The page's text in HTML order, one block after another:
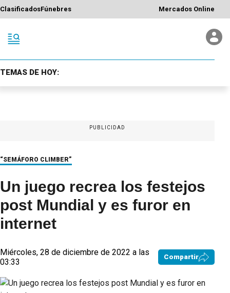
ClasificadosFúnebres Mercados Online
TEMAS DE HOY:
PUBLICIDAD
“SEMÁFORO CLIMBER”
Un juego recrea los festejos
post Mundial y es furor en
internet
Miércoles, 28 de diciembre de 2022 a las
03:33
Compartir